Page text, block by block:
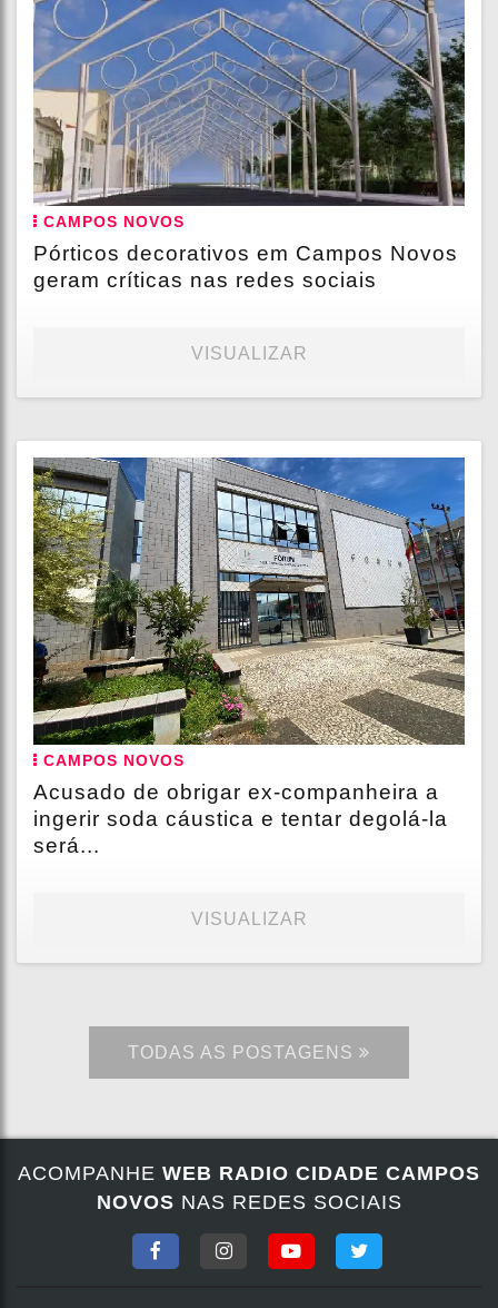
CAMPOS NOVOS
Pórticos decorativos em Campos Novos
geram críticas nas redes sociais
VISUALIZAR
CAMPOS NOVOS
Acusado de obrigar ex-companheira a
ingerir soda cáustica e tentar degolá-la
será...
VISUALIZAR
TODAS AS POSTAGENS
ACOMPANHE WEB RADIO CIDADE CAMPOS
NOVOS NAS REDES SOCIAIS